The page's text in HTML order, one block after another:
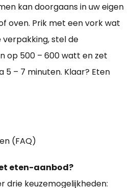
kan doorgaans in uw eigen
oven. Prik met een vork wat
verpakking, stel de
op 500 – 600 watt en zet
5 – 7 minuten. Klaar? Eten
(FAQ)
eten-aanbod?
drie keuzemogelijkheden: